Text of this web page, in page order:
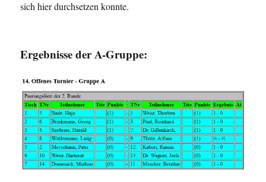
sich hier durchsetzen konnte.
Ergebnisse der A-Gruppe: